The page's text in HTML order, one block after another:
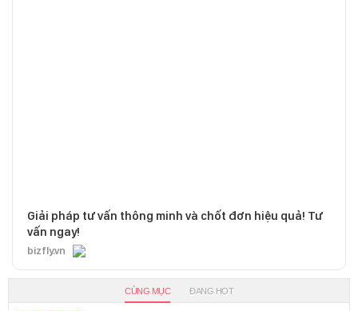
Giải pháp tư vấn thông minh và chốt đơn hiệu quả! Tư
vấn ngay!
bizfly.vn
CÙNG MỤC ĐANG HOT